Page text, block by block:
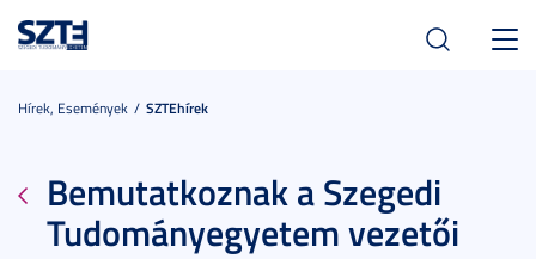
Hírek, Események SZTEhírek
Bemutatkoznak a Szegedi
Tudományegyetem vezetői